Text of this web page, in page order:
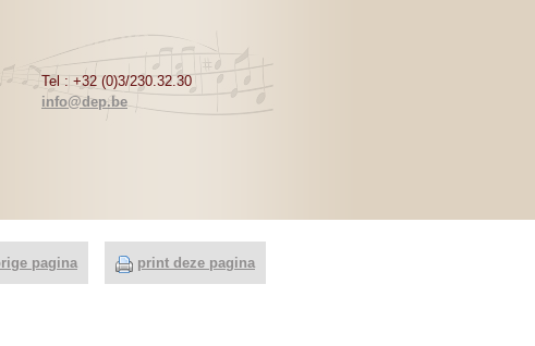
Tel : +32 (0)3/230.32.30
info@dep.be
print deze pagina
pagina